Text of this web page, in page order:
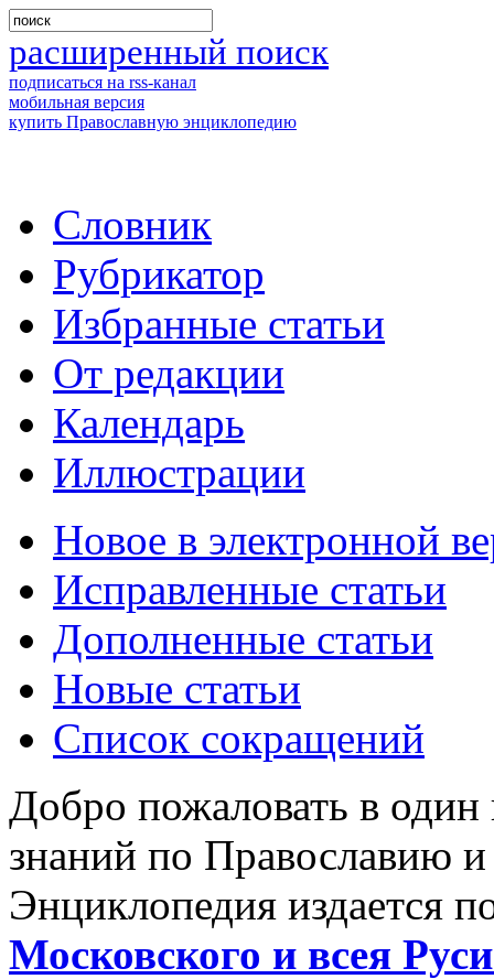
расширенный поиск
подписаться на rss-канал
мобильная версия
купить Православную энциклопедию
Словник
Рубрикатор
Избранные статьи
От редакции
Календарь
Иллюстрации
Новое в электронной
Исправленные статьи
Дополненные статьи
Новые статьи
Список сокращений
Добро пожаловать в
знаний по Православию
Энциклопедия издается
Московского и всея